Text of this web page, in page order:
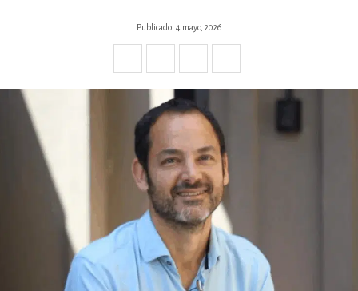
Publicado 4 mayo, 2026